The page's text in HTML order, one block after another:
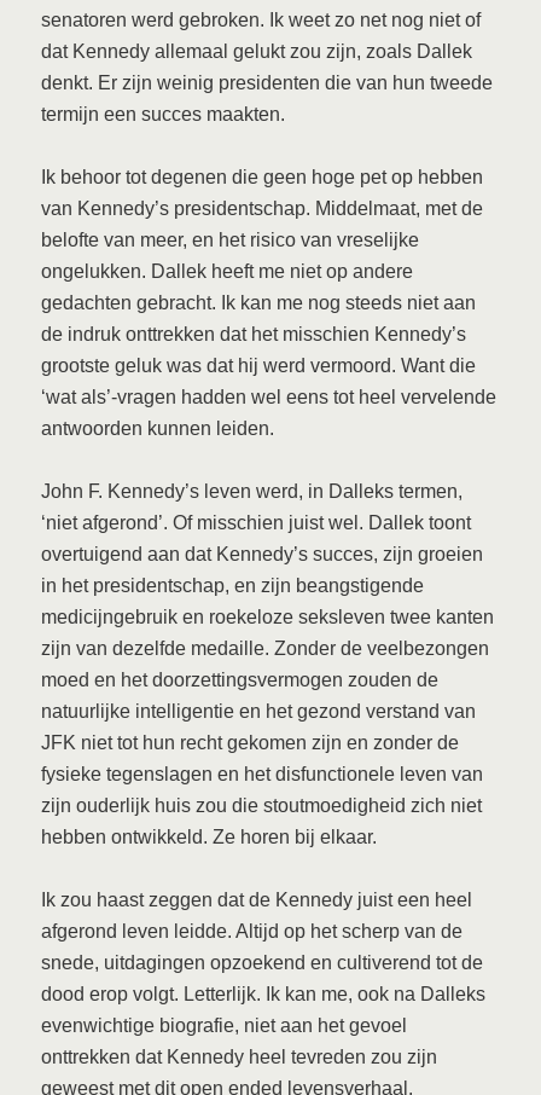
senatoren werd gebroken. Ik weet zo net nog niet of
dat Kennedy allemaal gelukt zou zijn, zoals Dallek
denkt. Er zijn weinig presidenten die van hun tweede
termijn een succes maakten.
Ik behoor tot degenen die geen hoge pet op hebben
van Kennedy’s presidentschap. Middelmaat, met de
belofte van meer, en het risico van vreselijke
ongelukken. Dallek heeft me niet op andere
gedachten gebracht. Ik kan me nog steeds niet aan
de indruk onttrekken dat het misschien Kennedy’s
grootste geluk was dat hij werd vermoord. Want die
‘wat als’-vragen hadden wel eens tot heel vervelende
antwoorden kunnen leiden.
John F. Kennedy’s leven werd, in Dalleks termen,
‘niet afgerond’. Of misschien juist wel. Dallek toont
overtuigend aan dat Kennedy’s succes, zijn groeien
in het presidentschap, en zijn beangstigende
medicijngebruik en roekeloze seksleven twee kanten
zijn van dezelfde medaille. Zonder de veelbezongen
moed en het doorzettingsvermogen zouden de
natuurlijke intelligentie en het gezond verstand van
JFK niet tot hun recht gekomen zijn en zonder de
fysieke tegenslagen en het disfunctionele leven van
zijn ouderlijk huis zou die stoutmoedigheid zich niet
hebben ontwikkeld. Ze horen bij elkaar.
Ik zou haast zeggen dat de Kennedy juist een heel
afgerond leven leidde. Altijd op het scherp van de
snede, uitdagingen opzoekend en cultiverend tot de
dood erop volgt. Letterlijk. Ik kan me, ook na Dalleks
evenwichtige biografie, niet aan het gevoel
onttrekken dat Kennedy heel tevreden zou zijn
geweest met dit open ended levensverhaal.